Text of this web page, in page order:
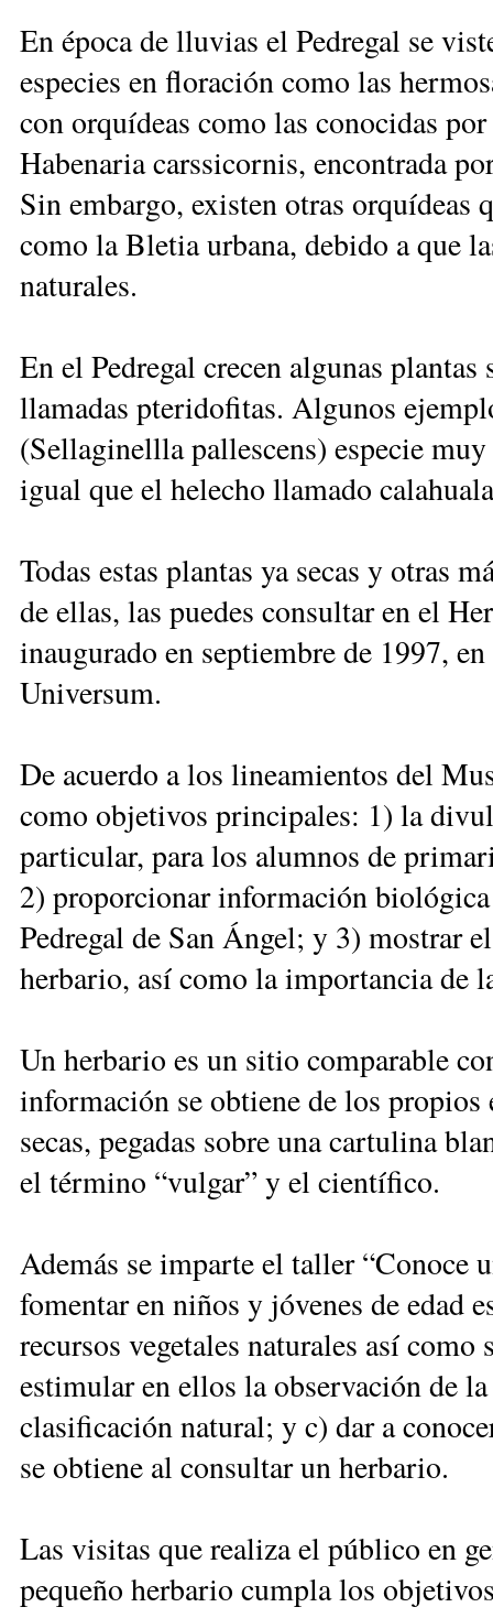
En época de lluvias el Pedregal se
especies en floración como las
con orquídeas como las conocidas
Habenaria carssicornis, encontrada
Sin embargo, existen otras
como la Bletia urbana, debido a que
naturales.
En el Pedregal crecen algunas
llamadas pteridofitas. Algunos
(Sellaginellla pallescens) especie
igual que el helecho llamado
Todas estas plantas ya secas y otras
de ellas, las puedes consultar en el
inaugurado en septiembre de 1997,
Universum.
De acuerdo a los lineamientos del
como objetivos principales: 1) la
particular, para los alumnos de
2) proporcionar información
Pedregal de San Ángel; y 3) mostrar
herbario, así como la importancia de
Un herbario es un sitio comparable
información se obtiene de los
secas, pegadas sobre una cartulina
el término “vulgar” y el científico.
Además se imparte el taller “Conoce
fomentar en niños y jóvenes de edad
recursos vegetales naturales así
estimular en ellos la observación de
clasificación natural; y c) dar a
se obtiene al consultar un herbario.
Las visitas que realiza el público en
pequeño herbario cumpla los